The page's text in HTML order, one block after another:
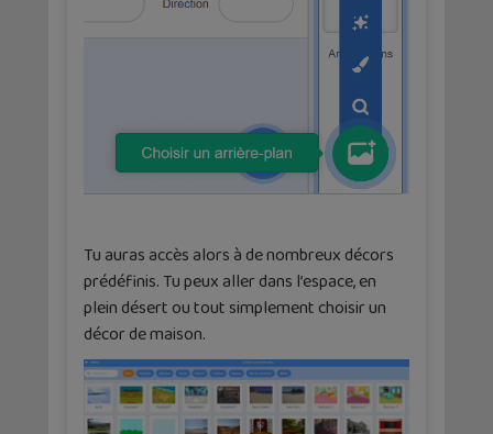
Tu auras accès alors à de nombreux décors
prédéfinis. Tu peux aller dans l’espace, en
plein désert ou tout simplement choisir un
décor de maison.